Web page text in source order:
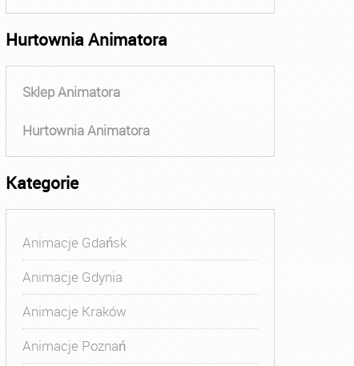
Hurtownia Animatora
Sklep Animatora
Hurtownia Animatora
Kategorie
Animacje Gdańsk
Animacje Gdynia
Animacje Kraków
Animacje Poznań